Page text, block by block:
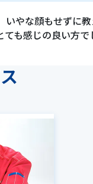
やな顔もせずに教
も感じの良い方で